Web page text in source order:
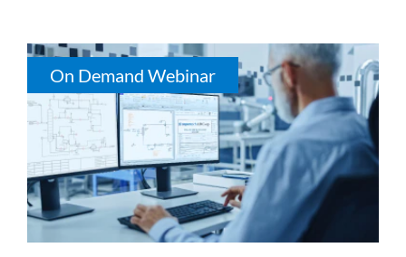
On Demand Webinar